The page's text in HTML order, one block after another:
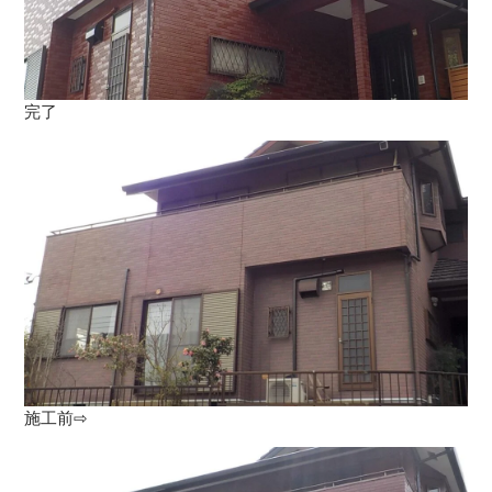
完了
施工前⇨